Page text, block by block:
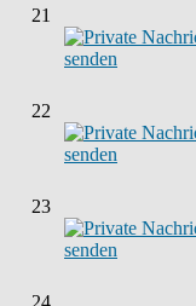
21
22
23
24